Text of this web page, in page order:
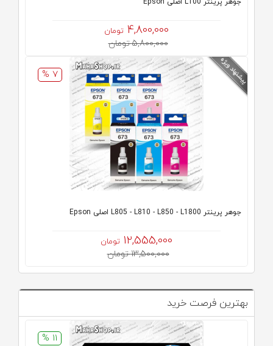
جوهر پرینتر L100 اصلی Epson
4,800,000 تومان
5,800,000 تومان
7 %
جوهر پرینتر L805 - L810 - L850 - L1800 اصلی Epson
12,555,000 تومان
13,500,000 تومان
بهترین فرصت خرید
11 %